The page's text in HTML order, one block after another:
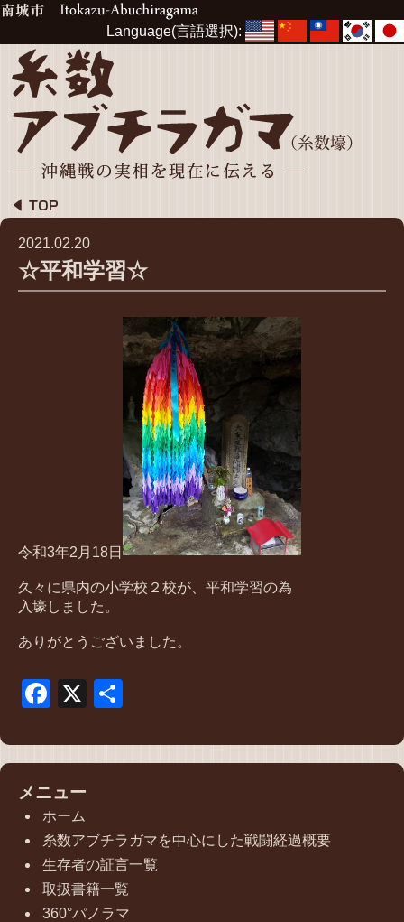
Language(言語選択):
2021.02.20
☆平和学習☆
令和3年2月18日
久々に県内の小学校２校が、平和学習の為
入壕しました。
ありがとうございました。
Facebook
X
メニュー
ホーム
糸数アブチラガマを中心にした戦闘経過概要
生存者の証言一覧
取扱書籍一覧
360°パノラマ